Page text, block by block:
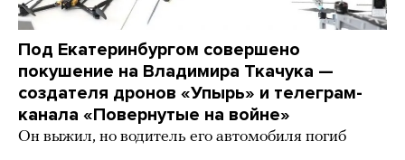
Под Екатеринбургом совершено
покушение на Владимира Ткачука —
создателя дронов «Упырь» и телеграм-
канала «Повернутые на войне»
Он выжил, но водитель его автомобиля погиб